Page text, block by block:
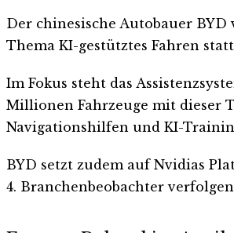
Der chinesische Autobauer
Thema KI-gestütztes Fahren
Im Fokus steht das
Millionen Fahrzeuge mit dieser
Navigationshilfen und KI-
BYD setzt zudem auf Nvidias
4. Branchenbeobachter